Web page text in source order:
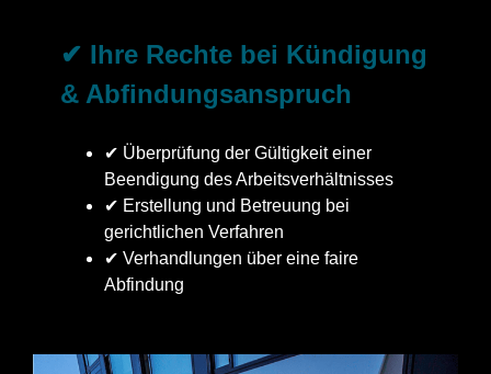
✔ Ihre Rechte bei Kündigung
& Abfindungsanspruch
✔ Überprüfung der Gültigkeit einer
Beendigung des Arbeitsverhältnisses
✔ Erstellung und Betreuung bei
gerichtlichen Verfahren
✔ Verhandlungen über eine faire
Abfindung